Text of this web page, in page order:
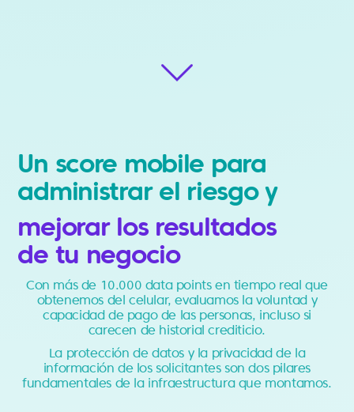
Un score mobile para
administrar el riesgo y
mejorar los resultados
de tu negocio
Con más de 10.000 data points en tiempo real que
obtenemos del celular, evaluamos la voluntad y
capacidad de pago de las personas, incluso si
carecen de historial crediticio.
La protección de datos y la privacidad de la
información de los solicitantes son dos pilares
fundamentales de la infraestructura que montamos.